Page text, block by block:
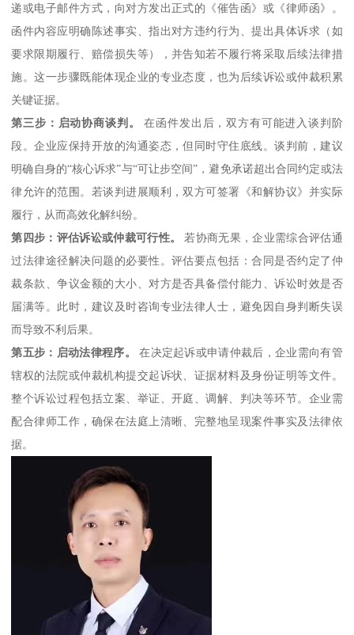
递或电子邮件方式，向对方发出正式的《催告函》或《律师函》。
函件内容应明确陈述事实、指出对方违约行为、提出具体诉求（如
要求限期履行、赔偿损失等），并告知若不履行将采取后续法律措
施。这一步骤既能体现企业的专业态度，也为后续诉讼或仲裁积累
关键证据。
第三步：启动协商谈判。
在函件发出后，双方有可能进入谈判阶
段。企业应保持开放的沟通姿态，但同时守住底线。谈判前，建议
明确自身的“核心诉求”与“可让步空间”，避免承诺超出合同约定或法
律允许的范围。若谈判进展顺利，双方可签署《和解协议》并实际
履行，从而高效化解纠纷。
第四步：评估诉讼或仲裁可行性。
若协商无果，企业需综合评估通
过法律途径解决问题的必要性。评估要点包括：合同是否约定了仲
裁条款、争议金额的大小、对方是否具备偿付能力、诉讼时效是否
届满等。此时，建议及时咨询专业法律人士，避免因自身判断失误
而导致不利后果。
第五步：启动法律程序。
在决定起诉或申请仲裁后，企业需向有管
辖权的法院或仲裁机构提交起诉状、证据材料及身份证明等文件。
整个诉讼过程包括立案、举证、开庭、调解、判决等环节。企业需
配合律师工作，确保在法庭上清晰、完整地呈现案件事实及法律依
据。